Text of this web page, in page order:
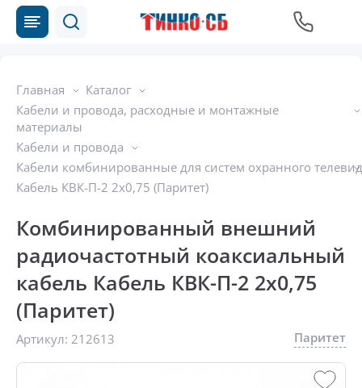
Главная
Каталог
Кабели и провода, расходные и монтажные
материалы
Кабели и провода
Кабели комбинированные для систем охранного
Кабель КВК-П-2 2х0,75 (Паритет)
Комбинированный внешний
радиочастотный коаксиальный
кабель Кабель КВК-П-2 2х0,75
(Паритет)
Артикул: 212613 Паритет